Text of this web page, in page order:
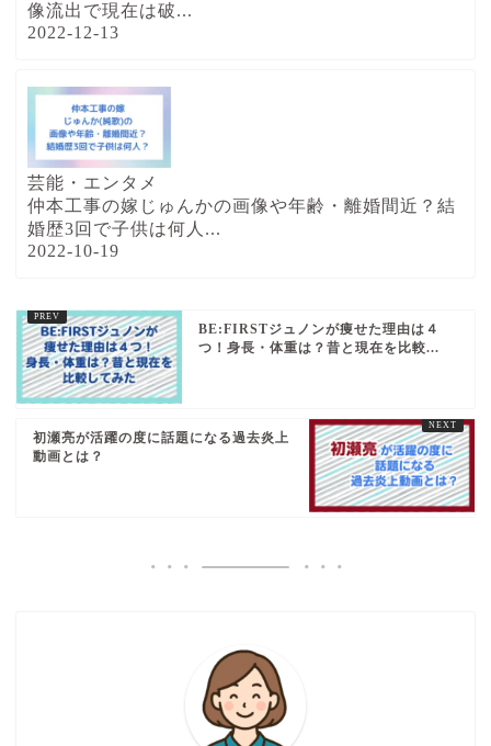
像流出で現在は破...
2022-12-13
芸能・エンタメ
仲本工事の嫁じゅんかの画像や年齢・離婚間近？結
婚歴3回で子供は何人...
2022-10-19
BE:FIRSTジュノンが痩せた理由は４
つ！身長・体重は？昔と現在を比較...
初瀬亮が活躍の度に話題になる過去炎上
動画とは？